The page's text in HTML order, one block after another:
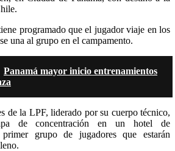
programado que el jugador viaje en los
una al grupo en el campamento.
Panamá mayor inicio entrenamientos
de la LPF, liderado por su cuerpo técnico,
de concentración en un hotel de
grupo de jugadores que estarán